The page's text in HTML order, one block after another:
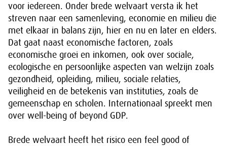
voor iedereen. Onder brede welvaart versta ik het
streven naar een samenleving, economie en milieu die
met elkaar in balans zijn, hier en nu en later en elders.
Dat gaat naast economische factoren, zoals
economische groei en inkomen, ook over sociale,
ecologische en persoonlijke aspecten van welzijn zoals
gezondheid, opleiding, milieu, sociale relaties,
veiligheid en de betekenis van instituties, zoals de
gemeenschap en scholen. Internationaal spreekt men
over well-being of beyond GDP.
Brede welvaart heeft het risico een feel good of